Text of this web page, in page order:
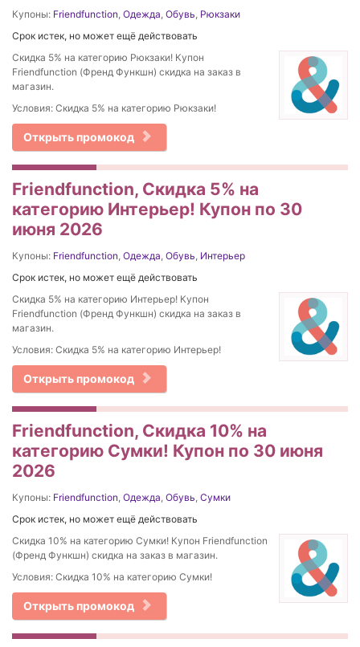
Купоны: Friendfunction, Одежда, Обувь, Рюкзаки
Срок истек, но может ещё действовать
Скидка 5% на категорию Рюкзаки! Купон
Friendfunction (Френд Функшн) скидка на заказ в
магазин.
Условия: Скидка 5% на категорию Рюкзаки!
Открыть промокод
Friendfunction, Скидка 5% на
категорию Интерьер! Купон по 30
июня 2026
Купоны: Friendfunction, Одежда, Обувь, Интерьер
Срок истек, но может ещё действовать
Скидка 5% на категорию Интерьер! Купон
Friendfunction (Френд Функшн) скидка на заказ в
магазин.
Условия: Скидка 5% на категорию Интерьер!
Открыть промокод
Friendfunction, Скидка 10% на
категорию Сумки! Купон по 30 июня
2026
Купоны: Friendfunction, Одежда, Обувь, Сумки
Срок истек, но может ещё действовать
Скидка 10% на категорию Сумки! Купон Friendfunction
(Френд Функшн) скидка на заказ в магазин.
Условия: Скидка 10% на категорию Сумки!
Открыть промокод